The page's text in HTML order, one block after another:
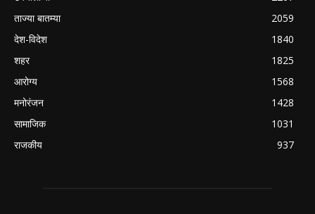
ताज्या बातम्या
2059
देश-विदेश
1840
शहर
1825
आरोग्य
1568
मनोरंजन
1428
सामाजिक
1031
राजकीय
937